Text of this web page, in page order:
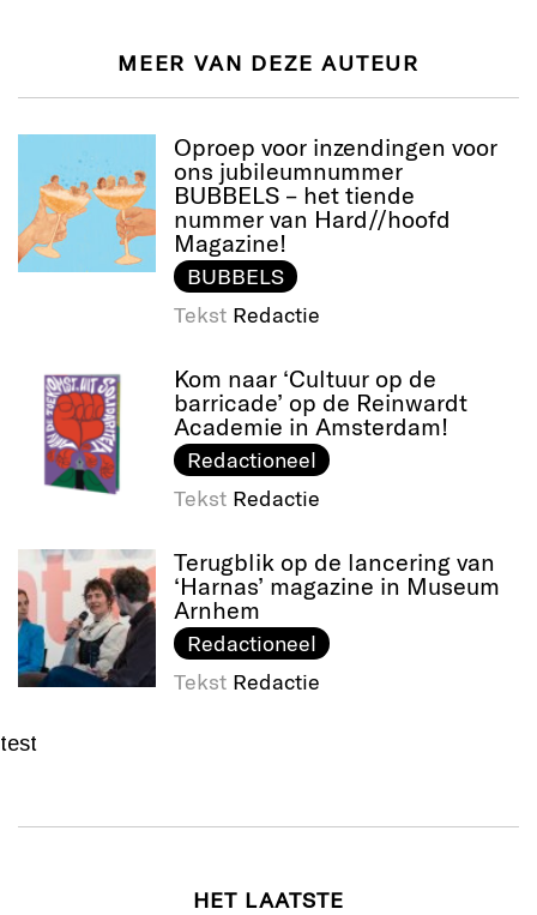
MEER VAN DEZE AUTEUR
Oproep voor inzendingen voor
ons jubileumnummer
BUBBELS – het tiende
nummer van Hard//hoofd
Magazine!
BUBBELS
Tekst Redactie
Kom naar ‘Cultuur op de
barricade’ op de Reinwardt
Academie in Amsterdam!
Redactioneel
Tekst Redactie
Terugblik op de lancering van
‘Harnas’ magazine in Museum
Arnhem
Redactioneel
Tekst Redactie
test
HET LAATSTE